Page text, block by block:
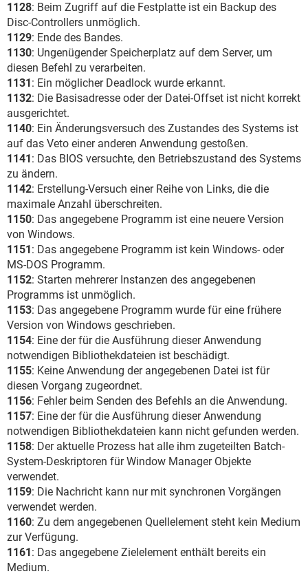
1128: Beim Zugriff auf die Festplatte ist ein Backup des
Disc-Controllers unmöglich.
1129: Ende des Bandes.
1130: Ungenügender Speicherplatz auf dem Server, um
diesen Befehl zu verarbeiten.
1131: Ein möglicher Deadlock wurde erkannt.
1132: Die Basisadresse oder der Datei-Offset ist nicht korrekt
ausgerichtet.
1140: Ein Änderungsversuch des Zustandes des Systems ist
auf das Veto einer anderen Anwendung gestoßen.
1141: Das BIOS versuchte, den Betriebszustand des Systems
zu ändern.
1142: Erstellung-Versuch einer Reihe von Links, die die
maximale Anzahl überschreiten.
1150: Das angegebene Programm ist eine neuere Version
von Windows.
1151: Das angegebene Programm ist kein Windows- oder
MS-DOS Programm.
1152: Starten mehrerer Instanzen des angegebenen
Programms ist unmöglich.
1153: Das angegebene Programm wurde für eine frühere
Version von Windows geschrieben.
1154: Eine der für die Ausführung dieser Anwendung
notwendigen Bibliothekdateien ist beschädigt.
1155: Keine Anwendung der angegebenen Datei ist für
diesen Vorgang zugeordnet.
1156: Fehler beim Senden des Befehls an die Anwendung.
1157: Eine der für die Ausführung dieser Anwendung
notwendigen Bibliothekdateien kann nicht gefunden werden.
1158: Der aktuelle Prozess hat alle ihm zugeteilten Batch-
System-Deskriptoren für Window Manager Objekte
verwendet.
1159: Die Nachricht kann nur mit synchronen Vorgängen
verwendet werden.
1160: Zu dem angegebenen Quellelement steht kein Medium
zur Verfügung.
1161: Das angegebene Zielelement enthält bereits ein
Medium.